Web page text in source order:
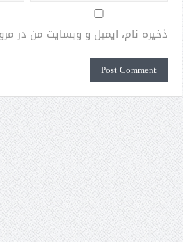
ذخیره نام، ایمیل و وبسایت من در